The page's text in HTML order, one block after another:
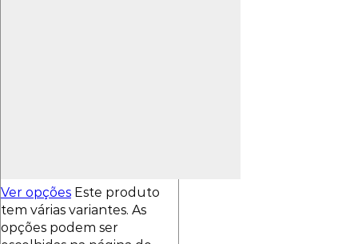
Ver opções Este produto
tem várias variantes. As
opções podem ser